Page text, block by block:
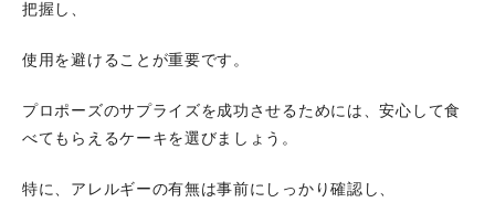
把握し、
使用を避けることが重要です。
プロポーズのサプライズを成功させるためには、安心して食
べてもらえるケーキを選びましょう。
特に、アレルギーの有無は事前にしっかり確認し、